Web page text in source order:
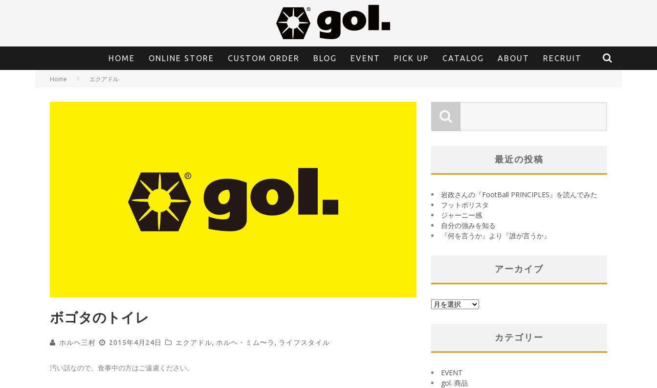
HOME ONLINE STORE CUSTOM ORDER BLOG EVENT PICK UP CATALOG ABOUT RECRUIT
Home エクアドル
ボゴタのトイレ
ホルヘ三村 2015年4月24日 エクアドル, ホルヘ・ミム〜ラ, ライフスタイル
汚い話なので、食事中の方はご遠慮ください。
最近の投稿
岩政さんの『FootBall PRINCIPLES』を読んでみた
フットボリスタ
ジャーニー感
自分の強みを知る
『何を言うか』より『誰が言うか』
アーカイブ
ア
カテゴリー
EVENT
gol. 商品